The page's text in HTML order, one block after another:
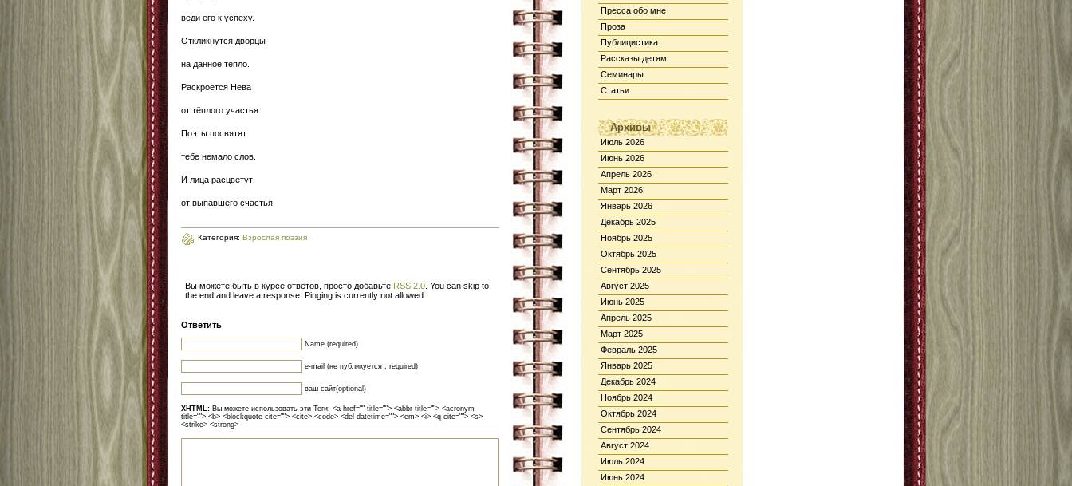
Пресса обо мне
Проза
Публицистика
Рассказы детям
Семинары
Статьи
Архивы
Июль 2026
Июнь 2026
Апрель 2026
Март 2026
Январь 2026
Декабрь 2025
Ноябрь 2025
Октябрь 2025
Сентябрь 2025
Август 2025
Июнь 2025
Апрель 2025
Март 2025
Февраль 2025
Январь 2025
Декабрь 2024
Ноябрь 2024
Октябрь 2024
Сентябрь 2024
Август 2024
Июль 2024
Июнь 2024
веди его к успеху.
Откликнутся дворцы
на данное тепло.
Раскроется Нева
от тёплого участья.
Поэты посвятят
тебе немало слов.
И лица расцветут
от выпавшего счастья.
Категория: Взрослая поэзия
Вы можете быть в курсе ответов, просто добавьте RSS 2.0 . You can skip to
the end and leave a response. Pinging is currently not allowed.
Ответить
Name (required)
e-mail (не публикуется , required)
ваш сайт(optional)
XHTML: Вы можете использовать эти Теги: <a href="" title=""> <abbr title=""> <acronym
title=""> <b> <blockquote cite=""> <cite> <code> <del datetime=""> <em> <i> <q cite=""> <s>
<strike> <strong>